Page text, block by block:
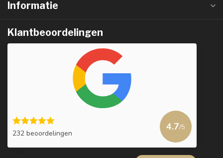
Informatie
Klantbeoordelingen
232 beoordelingen
4.7/5